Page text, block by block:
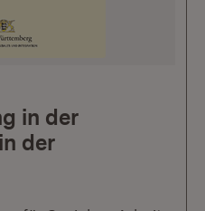
in der
der